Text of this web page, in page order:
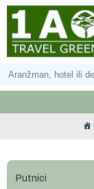
Putnici